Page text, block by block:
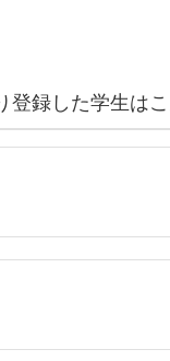
登録した学生は